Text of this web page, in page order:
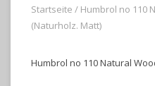
Startseite / Humbrol no 110
(Naturholz. Matt)
Humbrol no 110 Natural